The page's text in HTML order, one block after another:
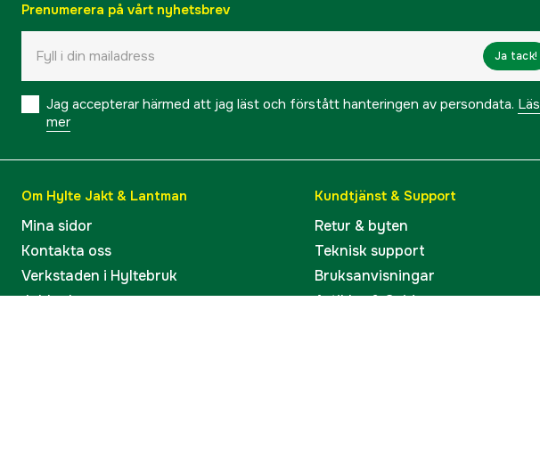
Prenumerera på vårt nyhetsbrev
Ja tack!
Jag accepterar härmed att jag läst och förstått hanteringen av persondata. Läs
mer
Om Hylte Jakt & Lantman
Mina sidor
Kontakta oss
Verkstaden i Hyltebruk
Jobba hos oss
Kundtjänst & Support
Retur & byten
Teknisk support
Bruksanvisningar
Artiklar & Guider